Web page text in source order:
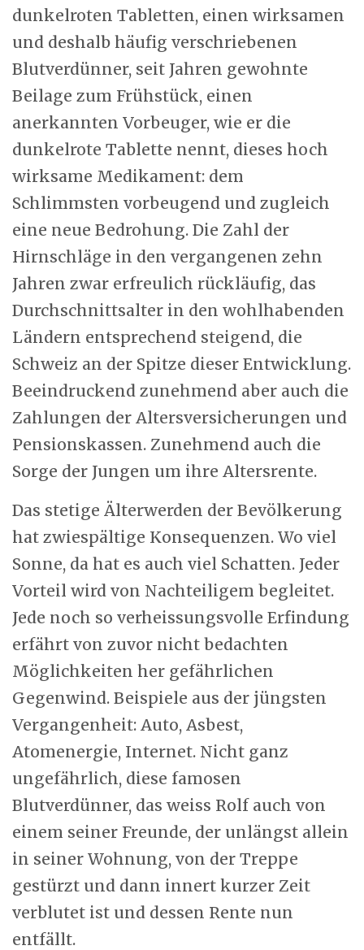
dunkelroten Tabletten, einen wirksamen
und deshalb häufig verschriebenen
Blutverdünner, seit Jahren gewohnte
Beilage zum Frühstück, einen
anerkannten Vorbeuger, wie er die
dunkelrote Tablette nennt, dieses hoch
wirksame Medikament: dem
Schlimmsten vorbeugend und zugleich
eine neue Bedrohung. Die Zahl der
Hirnschläge in den vergangenen zehn
Jahren zwar erfreulich rückläufig, das
Durchschnittsalter in den wohlhabenden
Ländern entsprechend steigend, die
Schweiz an der Spitze dieser Entwicklung.
Beeindruckend zunehmend aber auch die
Zahlungen der Altersversicherungen und
Pensionskassen. Zunehmend auch die
Sorge der Jungen um ihre Altersrente.
Das stetige Älterwerden der Bevölkerung
hat zwiespältige Konsequenzen. Wo viel
Sonne, da hat es auch viel Schatten. Jeder
Vorteil wird von Nachteiligem begleitet.
Jede noch so verheissungsvolle Erfindung
erfährt von zuvor nicht bedachten
Möglichkeiten her gefährlichen
Gegenwind. Beispiele aus der jüngsten
Vergangenheit: Auto, Asbest,
Atomenergie, Internet. Nicht ganz
ungefährlich, diese famosen
Blutverdünner, das weiss Rolf auch von
einem seiner Freunde, der unlängst allein
in seiner Wohnung, von der Treppe
gestürzt und dann innert kurzer Zeit
verblutet ist und dessen Rente nun
entfällt.